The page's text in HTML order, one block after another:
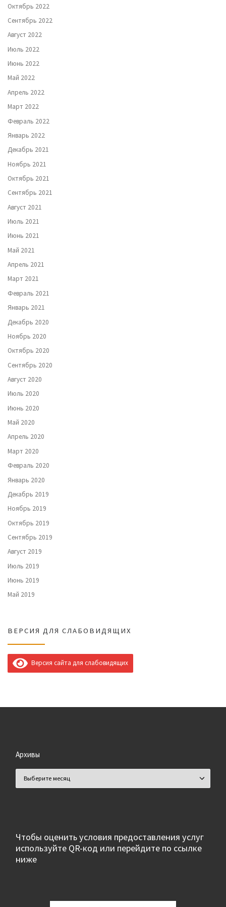
Октябрь 2022
Сентябрь 2022
Август 2022
Июль 2022
Июнь 2022
Май 2022
Апрель 2022
Март 2022
Февраль 2022
Январь 2022
Декабрь 2021
Ноябрь 2021
Октябрь 2021
Сентябрь 2021
Август 2021
Июль 2021
Июнь 2021
Май 2021
Апрель 2021
Март 2021
Февраль 2021
Январь 2021
Декабрь 2020
Ноябрь 2020
Октябрь 2020
Сентябрь 2020
Август 2020
Июль 2020
Июнь 2020
Май 2020
Апрель 2020
Март 2020
Февраль 2020
Январь 2020
Декабрь 2019
Ноябрь 2019
Октябрь 2019
Сентябрь 2019
Август 2019
Июль 2019
Июнь 2019
Май 2019
ВЕРСИЯ ДЛЯ СЛАБОВИДЯЩИХ
Версия сайта для слабовидящих
Архивы
Чтобы оценить условия предоставления услуг
используйте QR-код или перейдите по ссылке
ниже